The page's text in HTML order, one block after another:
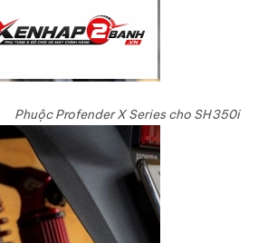
Phuộc Profender X Series cho SH350i